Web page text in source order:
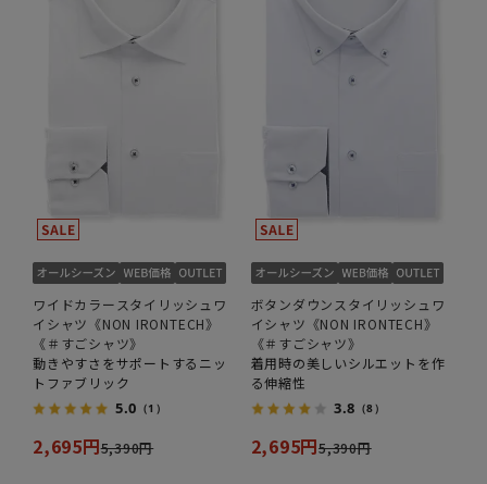
ワイドカラースタイリッシュワ
イシャツ《NON IRONTECH》
《＃すごシャツ》
動きやすさをサポートするニッ
トファブリック
5.0 （1）
2,695円5,390円
ボタンダウンスタイリッシュワ
イシャツ《NON IRONTECH》
《＃すごシャツ》
着用時の美しいシルエットを作
る伸縮性
3.8 （8）
2,695円5,390円